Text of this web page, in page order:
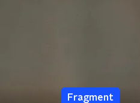
Fragment